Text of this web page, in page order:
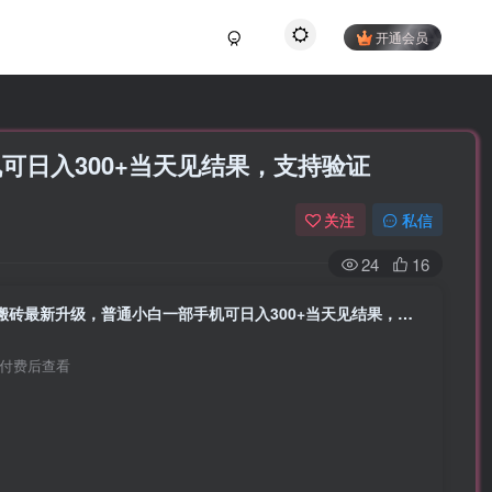
开通会员
日入300+当天见结果，支持验证
关注 私信
24 16
CSGO游戏挂机游戏搬砖最新升级，普通小白一部手机可日入300+当天见结果，支持验证
费后查看